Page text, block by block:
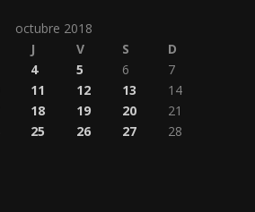
octubre 2018
J V S
D
4 5 6
7
11 12 13
14
18 19 20
21
25 26 27
28